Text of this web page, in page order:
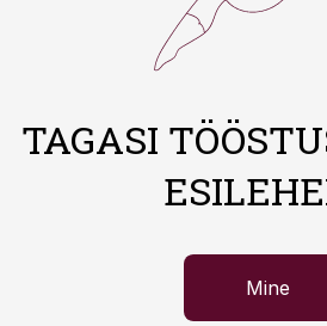
TAGASI
Mine